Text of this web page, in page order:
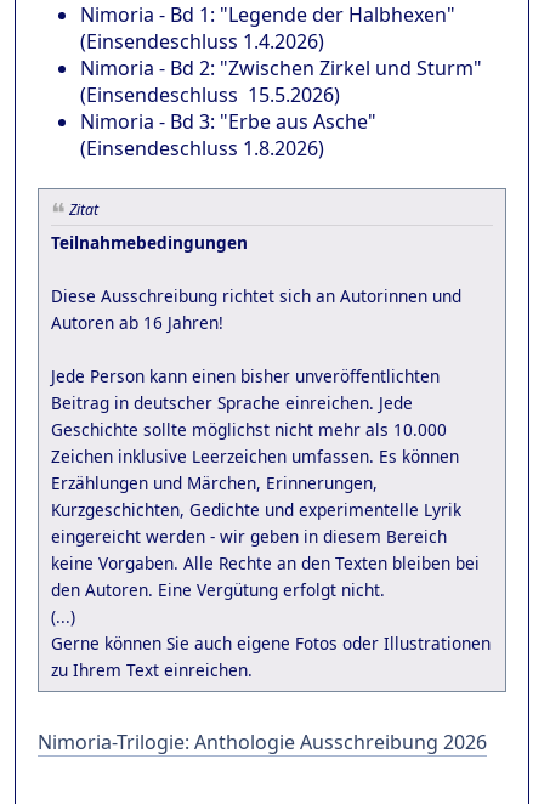
Nimoria - Bd 1: "Legende der Halbhexen"
(Einsendeschluss 1.4.2026)
Nimoria - Bd 2: "Zwischen Zirkel und Sturm"
(Einsendeschluss 15.5.2026)
Nimoria - Bd 3: "Erbe aus Asche"
(Einsendeschluss 1.8.2026)
Zitat
Teilnahmebedingungen
Diese Ausschreibung richtet sich an Autorinnen und
Autoren ab 16 Jahren!
Jede Person kann einen bisher unveröffentlichten
Beitrag in deutscher Sprache einreichen. Jede
Geschichte sollte möglichst nicht mehr als 10.000
Zeichen inklusive Leerzeichen umfassen. Es können
Erzählungen und Märchen, Erinnerungen,
Kurzgeschichten, Gedichte und experimentelle Lyrik
eingereicht werden - wir geben in diesem Bereich
keine Vorgaben. Alle Rechte an den Texten bleiben bei
den Autoren. Eine Vergütung erfolgt nicht.
(...)
Gerne können Sie auch eigene Fotos oder Illustrationen
zu Ihrem Text einreichen.
Nimoria-Trilogie: Anthologie Ausschreibung 2026